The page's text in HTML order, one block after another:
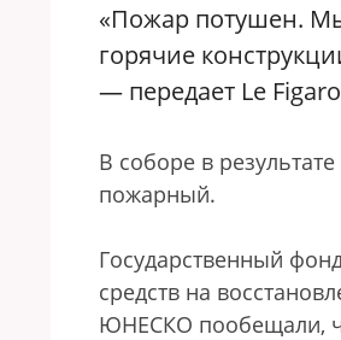
«Пожар потушен.
горячие
— передает Le
В соборе в
пожарный.
Государственный
средств на
ЮНЕСКО пообещали,